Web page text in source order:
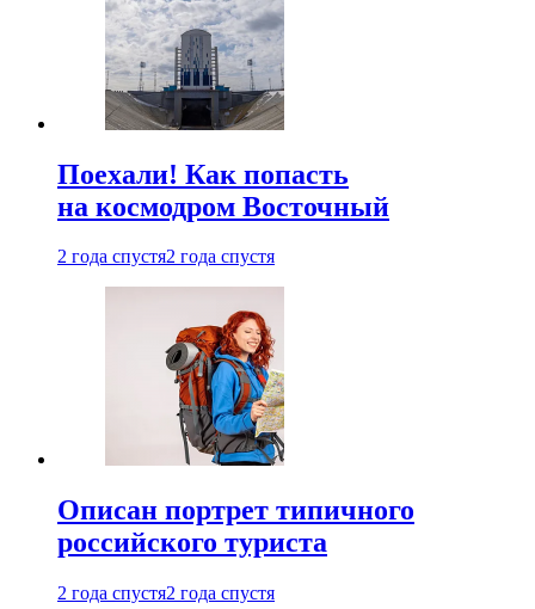
Поехали! Как попасть
на космодром Восточный
2 года спустя2 года спустя
Описан портрет типичного
российского туриста
2 года спустя2 года спустя